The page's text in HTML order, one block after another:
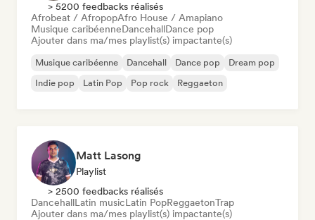
> 5200 feedbacks réalisés
Afrobeat / AfropopAfro House / Amapiano
Musique caribéenneDancehallDance pop
Ajouter dans ma/mes playlist(s) impactante(s)
Musique caribéenne Dancehall Dance pop
Dream pop
Indie pop
Latin Pop Pop rock Reggaeton
Matt Lasong
Playlist
> 2500 feedbacks réalisés
DancehallLatin musicLatin PopReggaetonTrap
Ajouter dans ma/mes playlist(s) impactante(s)